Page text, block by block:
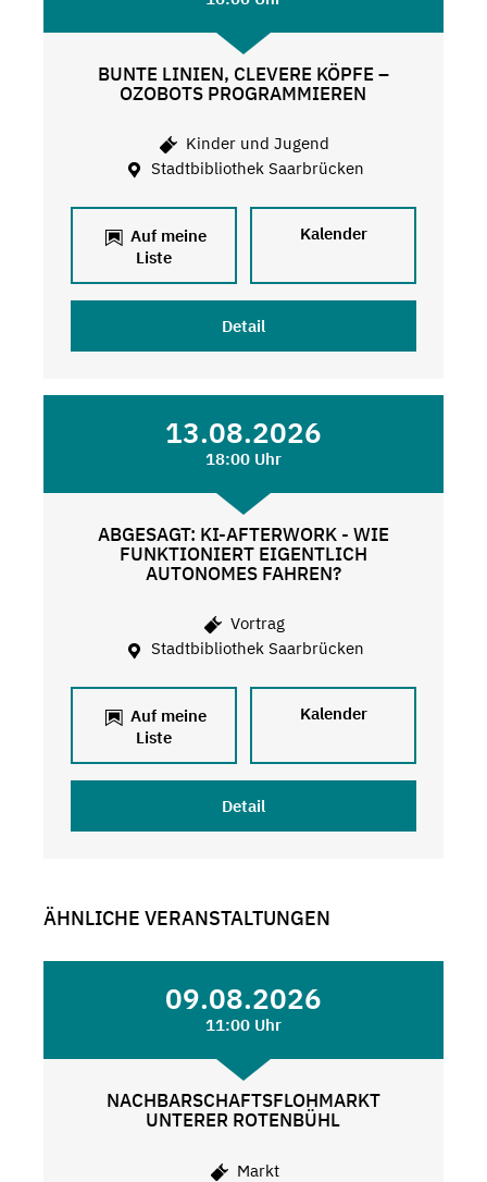
BUNTE LINIEN, CLEVERE KÖPFE –
OZOBOTS PROGRAMMIEREN
Kinder und Jugend
Stadtbibliothek Saarbrücken
Auf meine
Liste
Kalender
Detail
13.08.2026
18:00 Uhr
ABGESAGT: KI-AFTERWORK - WIE
FUNKTIONIERT EIGENTLICH
AUTONOMES FAHREN?
Vortrag
Stadtbibliothek Saarbrücken
Auf meine
Liste
Kalender
Detail
ÄHNLICHE VERANSTALTUNGEN
09.08.2026
11:00 Uhr
NACHBARSCHAFTSFLOHMARKT
UNTERER ROTENBÜHL
Markt